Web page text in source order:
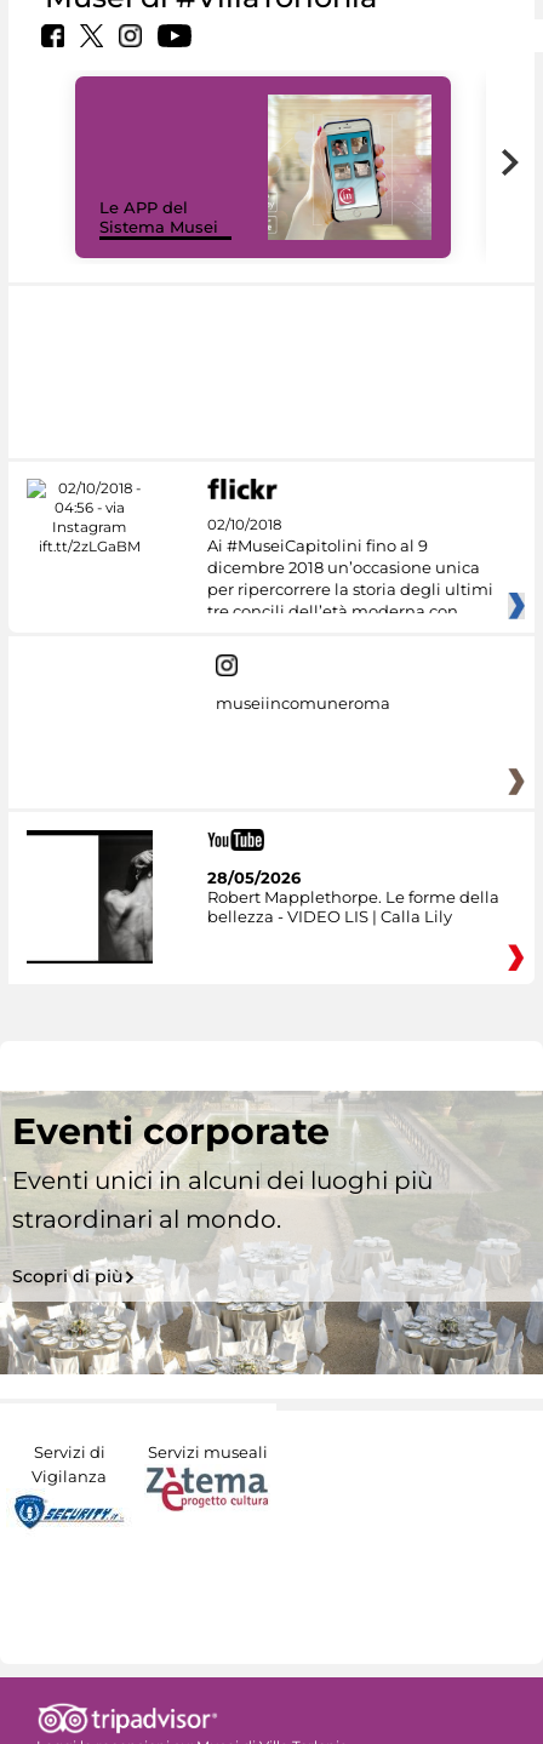
Le APP del
Sistema Musei
02/10/2018
Ai #MuseiCapitolini fino al 9
dicembre 2018 un’occasione unica
per ripercorrere la storia degli ultimi
tre concili dell’età moderna con
museiincomuneroma
28/05/2026
Robert Mapplethorpe. Le forme della
bellezza - VIDEO LIS | Calla Lily
Eventi corporate
Eventi unici in alcuni dei luoghi più
straordinari al mondo.
Scopri di più
Servizi di
Vigilanza
Servizi museali